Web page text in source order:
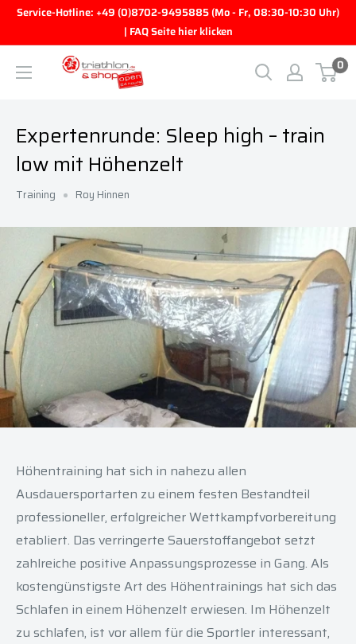
Direkt zum Inhalt
Service-Hotline: +49 (0)8702-9495885 (Mo - Fr, 08:30-10:30 Uhr)
| FAQ Seite hier klicken
triathlon.de GmbH 0
Expertenrunde: Sleep high – train
low mit Höhenzelt
Training Roy Hinnen
Höhentraining hat sich in nahezu allen
Ausdauersportarten zu einem festen Bestandteil
professioneller, erfolgreicher Wettkampfvorbereitung
etabliert. Das verringerte Sauerstoffangebot setzt
zahlreiche positive Anpassungsprozesse in Gang. Als
kostengünstigste Art des Höhentrainings hat sich das
Schlafen in einem Höhenzelt erwiesen. Im Höhenzelt
zu schlafen, ist vor allem für die Sportler interessant,